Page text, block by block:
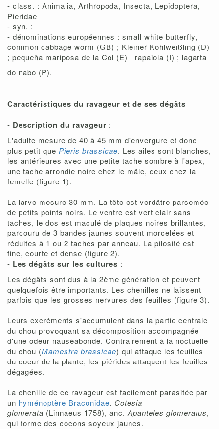
- class. : Animalia, Arthropoda, Insecta, Lepidoptera,
Pieridae
- syn. :
- dénominations européennes : small white butterfly,
common cabbage worm (GB) ; Kleiner Kohlweißling (D)
; pequeña mariposa de la Col (E) ; rapaiola (I) ; lagarta
do nabo (P).
Caractéristiques du ravageur et de ses dégâts
- Description du ravageur :
L'adulte mesure de 40 à 45 mm d'envergure et donc
plus petit que Pieris brassicae. Les ailes sont blanches,
les antérieures avec une petite tache sombre à l'apex,
une tache arrondie noire chez le mâle, deux chez la
femelle (figure 1).
La larve mesure 30 mm. La tête est verdâtre parsemée
de petits points noirs. Le ventre est vert clair sans
taches, le dos est maculé de plaques noires brillantes,
parcouru de 3 bandes jaunes souvent morcelées et
réduites à 1 ou 2 taches par anneau. La pilosité est
fine, courte et dense (figure 2).
- Les dégâts sur les cultures :
Les dégâts sont dus à la 2ème génération et peuvent
quelquefois être importants. Les chenilles ne laissent
parfois que les grosses nervures des feuilles (figure 3).
Leurs excréments s'accumulent dans la partie centrale
du chou provoquant sa décomposition accompagnée
d'une odeur nauséabonde. Contrairement à la noctuelle
du chou (Mamestra brassicae) qui attaque les feuilles
du coeur de la plante, les piérides attaquent les feuilles
dégagées.
La chenille de ce ravageur est facilement parasitée par
un hyménoptère Braconidae, Cotesia
glomerata (Linnaeus 1758), anc.Apanteles glomeratus,
qui forme des cocons soyeux jaunes.